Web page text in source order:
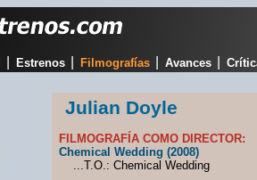
Estrenos Filmografías Avances
Julian Doyle
FILMOGRAFÍA COMO DIRECTOR:
Chemical Wedding (2008)
...T.O.: Chemical Wedding